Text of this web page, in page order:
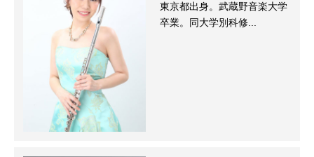
東京都出身。武蔵野音楽大学
卒業。同大学別科修...